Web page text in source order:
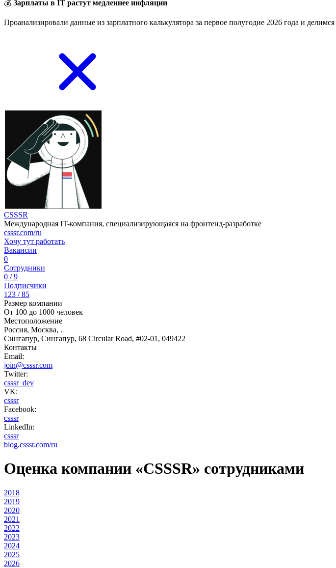
💰 Зарплаты в IT растут медленнее инфляции
Проанализировали данные из зарплатного калькулятора за первое полугодие 2026 года и делимся
CSSSR
Международная IT-компания, специализирующаяся на фронтенд-разработке
csssr.com/ru
Хочу тут работать
Вакансии
0
Сотрудники
0 / 9
Подписчики
123 / 85
Размер компании
От 100 до 1000 человек
Местоположение
Россия, Москва, .
Сингапур, Сингапур, 68 Circular Road, #02-01, 049422
Контакты
Email:
join@csssr.com
Twitter:
csssr_dev
VK:
csssr
Facebook:
csssr
LinkedIn:
csssr
blog.csssr.com/ru
Оценка компании «CSSSR» сотрудниками
2018
2019
2020
2021
2022
2023
2024
2025
2026